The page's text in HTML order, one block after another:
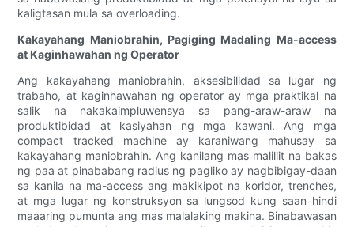
kaligtasan mula sa overloading.
Kakayahang Maniobrahin, Pagiging Madaling Ma-access
at Kaginhawahan ng Operator
Ang kakayahang maniobrahin, aksesibilidad sa lugar ng
trabaho, at kaginhawahan ng operator ay mga praktikal na
salik na nakakaimpluwensya sa pang-araw-araw na
produktibidad at kasiyahan ng mga kawani. Ang mga
compact tracked machine ay karaniwang mahusay sa
kakayahang maniobrahin. Ang kanilang mas maliliit na bakas
ng paa at pinababang radius ng pagliko ay nagbibigay-daan
sa kanila na ma-access ang makikipot na koridor, trenches,
at mga lugar ng konstruksyon sa lungsod kung saan hindi
maaaring pumunta ang mas malalaking makina. Binabawasan